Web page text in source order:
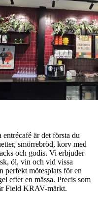
är det första du
smörrebröd, korv med
och godis. Vi erbjuder
öl, vin och vid vissa
perfekt mötesplats för en
efter en mässa. Precis som
Field KRAV-märkt.